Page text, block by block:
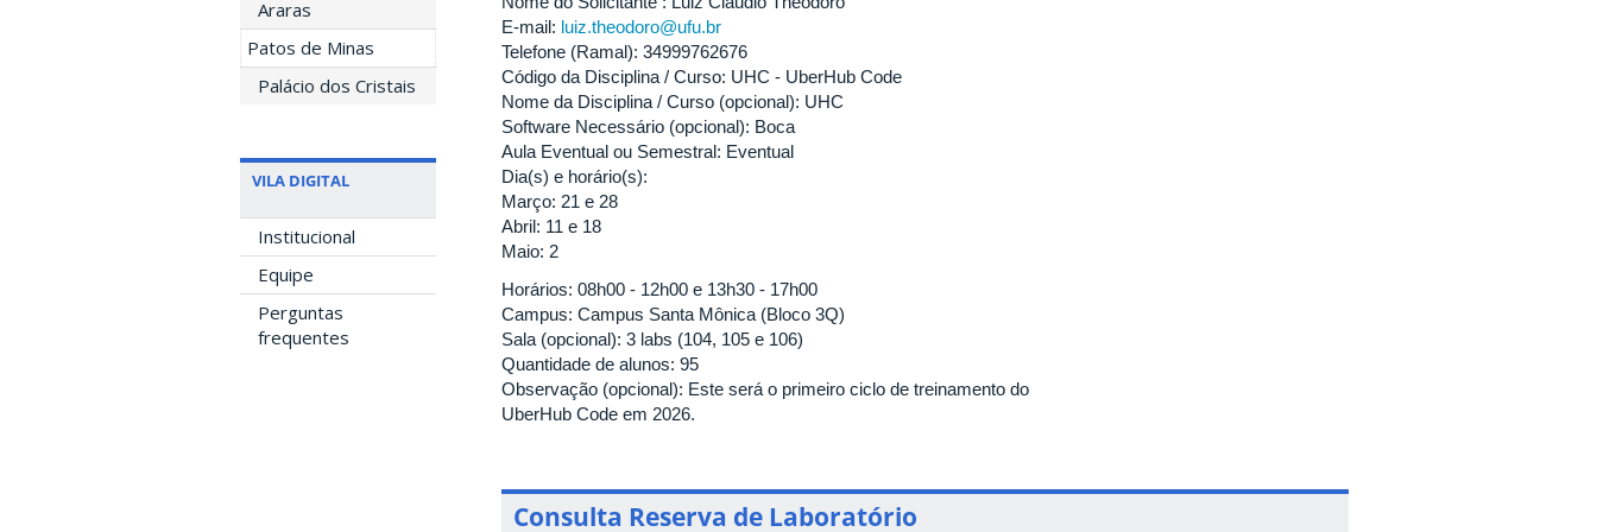
Araras
Patos de Minas
Palácio dos Cristais
VILA DIGITAL
Institucional
Equipe
Perguntas
frequentes
E-mail: luiz.theodoro@ufu.br
Telefone (Ramal): 34999762676
Código da Disciplina / Curso: UHC - UberHub Code
Nome da Disciplina / Curso (opcional): UHC
Software Necessário (opcional): Boca
Aula Eventual ou Semestral: Eventual
Dia(s) e horário(s):
Março: 21 e 28
Abril: 11 e 18
Maio: 2
Horários: 08h00 - 12h00 e 13h30 - 17h00
Campus: Campus Santa Mônica (Bloco 3Q)
Sala (opcional): 3 labs (104, 105 e 106)
Quantidade de alunos: 95
Observação (opcional): Este será o primeiro ciclo de treinamento do
UberHub Code em 2026.
Consulta Reserva de Laboratório